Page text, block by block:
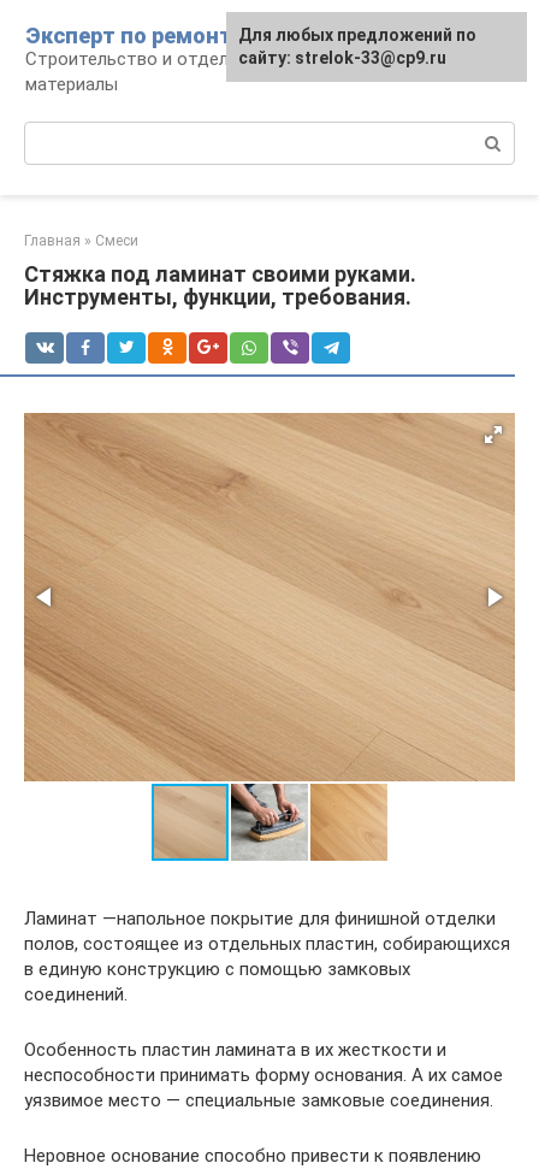
контенту
Эксперт по ремонту
Строительство и отделка: работы и
материалы
Главная » Смеси
Стяжка под ламинат своими руками.
Инструменты, функции, требования.
Ламинат —напольное покрытие для финишной отделки
полов, состоящее из отдельных пластин, собирающихся
в единую конструкцию с помощью замковых
соединений.
Особенность пластин ламината в их жесткости и
неспособности принимать форму основания. А их самое
уязвимое место — специальные замковые соединения.
Неровное основание способно привести к появлению
Для любых предложений по
сайту: strelok-33@cp9.ru
Для любых предложений по
сайту: strelok-33@cp9.ru